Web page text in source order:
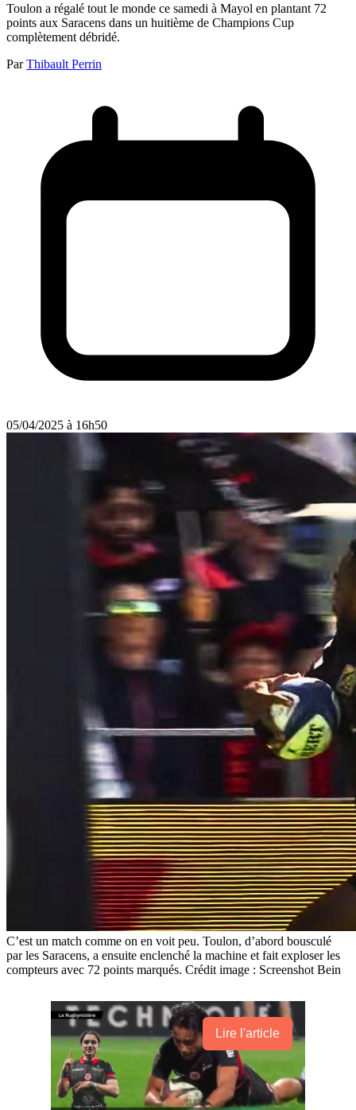
Toulon a régalé tout le monde ce samedi à Mayol en plantant 72
points aux Saracens dans un huitième de Champions Cup
complètement débridé.
Par Thibault Perrin
05/04/2025 à 16h50
C’est un match comme on en voit peu. Toulon, d’abord bousculé
par les Saracens, a ensuite enclenché la machine et fait exploser les
compteurs avec 72 points marqués. Crédit image : Screenshot Bein
Lire l'article